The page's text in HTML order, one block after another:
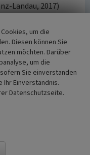
Landau, 2017)
am 21.02.2017)
21.02.2017)
Rheinland-Pfalz
der
Stand
um die
Diesen können Sie
möchten. Darüber
um die
Sie einverstanden
Ihr Einverständnis.
Datenschutzseite.